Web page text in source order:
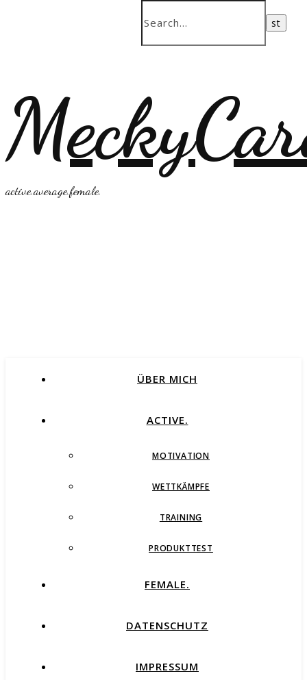
active.average.female.
ÜBER MICH
ACTIVE.
MOTIVATION
WETTKÄMPFE
TRAINING
PRODUKTTEST
FEMALE.
DATENSCHUTZ
IMPRESSUM